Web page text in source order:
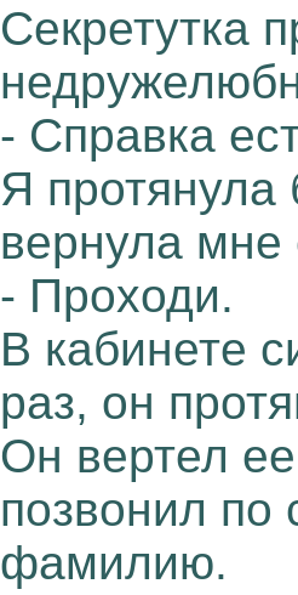
Секретутка
- Справка
Я протянула
вернула мне
- Проходи.
В кабинете
раз, он
Он вертел
позвонил по
фамилию.